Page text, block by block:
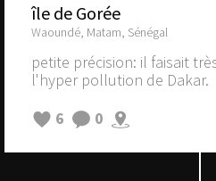
île de Gorée
Waoundé, Matam, Sénégal
petite précision: il faisait
l'hyper pollution de Dakar.
6
0